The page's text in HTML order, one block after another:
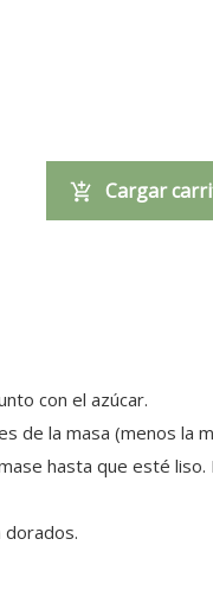
Cargar
con el azúcar.
de la masa (menos la
hasta que esté
dorados.